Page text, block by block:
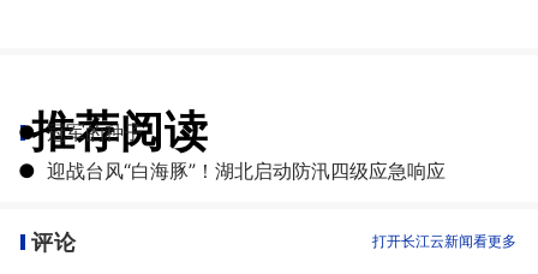
推荐阅读
● 冠军的种子
● 迎战台风“白海豚”！湖北启动防汛四级应急响应
评论 打开长江云新闻看更多